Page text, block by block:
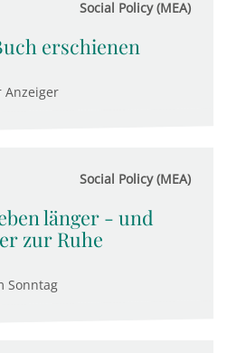
Social Policy (MEA)
erschienen
Anzeiger
Social Policy (MEA)
länger - und
zur Ruhe
Sonntag